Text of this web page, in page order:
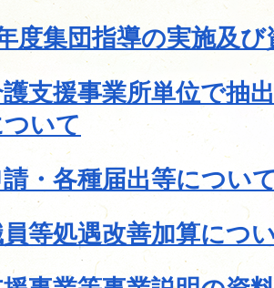
度集団指導の実施及
支援事業所単位で抽
いて
・各種届出等につい
等処遇改善加算につ